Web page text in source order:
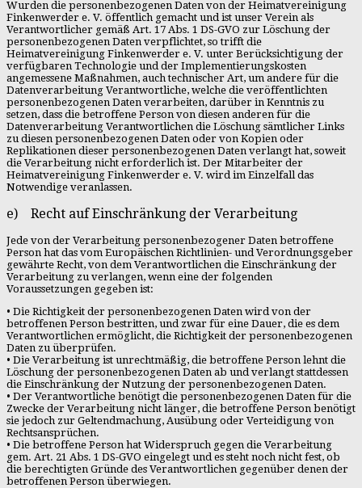
Wurden die personenbezogenen Daten von der Heimatvereinigung
Finkenwerder e. V. öffentlich gemacht und ist unser Verein als
Verantwortlicher gemäß Art. 17 Abs. 1 DS-GVO zur Löschung der
personenbezogenen Daten verpflichtet, so trifft die
Heimatvereinigung Finkenwerder e. V. unter Berücksichtigung der
verfügbaren Technologie und der Implementierungskosten
angemessene Maßnahmen, auch technischer Art, um andere für die
Datenverarbeitung Verantwortliche, welche die veröffentlichten
personenbezogenen Daten verarbeiten, darüber in Kenntnis zu
setzen, dass die betroffene Person von diesen anderen für die
Datenverarbeitung Verantwortlichen die Löschung sämtlicher Links
zu diesen personenbezogenen Daten oder von Kopien oder
Replikationen dieser personenbezogenen Daten verlangt hat, soweit
die Verarbeitung nicht erforderlich ist. Der Mitarbeiter der
Heimatvereinigung Finkenwerder e. V. wird im Einzelfall das
Notwendige veranlassen.
e) Recht auf Einschränkung der Verarbeitung
Jede von der Verarbeitung personenbezogener Daten betroffene
Person hat das vom Europäischen Richtlinien- und Verordnungsgeber
gewährte Recht, von dem Verantwortlichen die Einschränkung der
Verarbeitung zu verlangen, wenn eine der folgenden
Voraussetzungen gegeben ist:
• Die Richtigkeit der personenbezogenen Daten wird von der
betroffenen Person bestritten, und zwar für eine Dauer, die es dem
Verantwortlichen ermöglicht, die Richtigkeit der personenbezogenen
Daten zu überprüfen.
• Die Verarbeitung ist unrechtmäßig, die betroffene Person lehnt die
Löschung der personenbezogenen Daten ab und verlangt stattdessen
die Einschränkung der Nutzung der personenbezogenen Daten.
• Der Verantwortliche benötigt die personenbezogenen Daten für die
Zwecke der Verarbeitung nicht länger, die betroffene Person benötigt
sie jedoch zur Geltendmachung, Ausübung oder Verteidigung von
Rechtsansprüchen.
• Die betroffene Person hat Widerspruch gegen die Verarbeitung
gem. Art. 21 Abs. 1 DS-GVO eingelegt und es steht noch nicht fest, ob
die berechtigten Gründe des Verantwortlichen gegenüber denen der
betroffenen Person überwiegen.